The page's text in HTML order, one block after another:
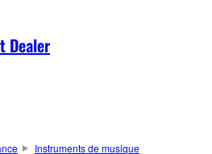
Dealer
Instruments de musique